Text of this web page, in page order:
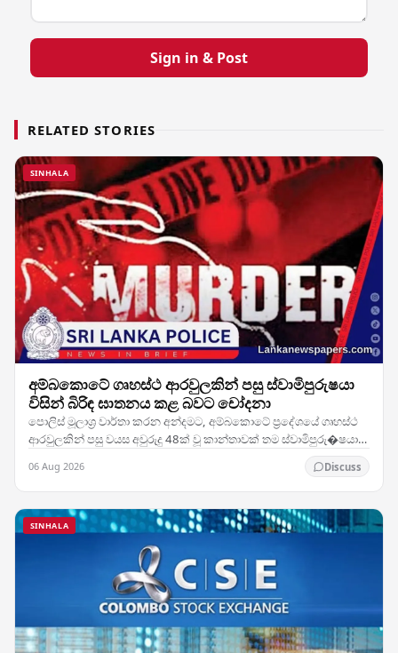
Sign in & Post
RELATED STORIES
SINHALA
අම්බකොටේ ගෘහස්ථ ආරවුලකින් පසු ස්වාමිපුරුෂයා
විසින් බිරිඳ ඝාතනය කළ බවට චෝදනා
පොලිස් මූලාශ්‍ර වාර්තා කරන අන්දමට, අම්බකොටේ ප්‍රදේශයේ ගෘහස්ථ
ආරවුලකින් පසු වයස අවුරුදු 48ක් වූ කාන්තාවක් තම ස්වාමිපුරු�ෂයා
06 Aug 2026 Discuss
SINHALA